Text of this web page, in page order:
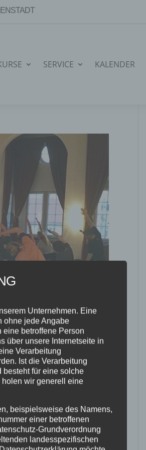
SERVICE KALENDER
Unternehmen. Eine
ohne jede Angabe
betroffene Person
über unsere Internetseite in
Verarbeitung
Ist die Verarbeitung
besteht für eine solche
wir generell eine
beispielsweise des Namens,
einer betroffenen
Grundverordnung
landesspezifischen